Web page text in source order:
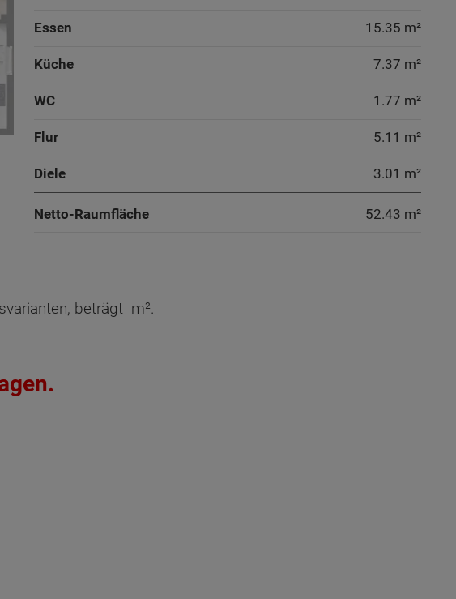
Essen 15.35 m²
Küche 7.37 m²
WC 1.77 m²
Flur 5.11 m²
Diele 3.01 m²
Netto-Raumfläche 52.43 m²
Obergeschoss - Grundrissvarianten:
Netto-Raumfläche nach DIN 277 Obergeschoss
beträgt m².